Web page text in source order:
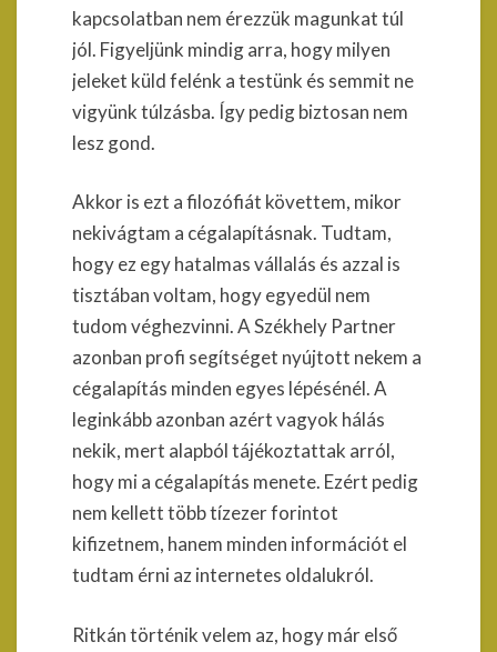
kapcsolatban nem érezzük magunkat túl
jól. Figyeljünk mindig arra, hogy milyen
jeleket küld felénk a testünk és semmit ne
vigyünk túlzásba. Így pedig biztosan nem
lesz gond.
Akkor is ezt a filozófiát követtem, mikor
nekivágtam a cégalapításnak. Tudtam,
hogy ez egy hatalmas vállalás és azzal is
tisztában voltam, hogy egyedül nem
tudom véghezvinni. A Székhely Partner
azonban profi segítséget nyújtott nekem a
cégalapítás minden egyes lépésénél. A
leginkább azonban azért vagyok hálás
nekik, mert alapból tájékoztattak arról,
hogy mi a cégalapítás menete. Ezért pedig
nem kellett több tízezer forintot
kifizetnem, hanem minden információt el
tudtam érni az internetes oldalukról.
Ritkán történik velem az, hogy már első